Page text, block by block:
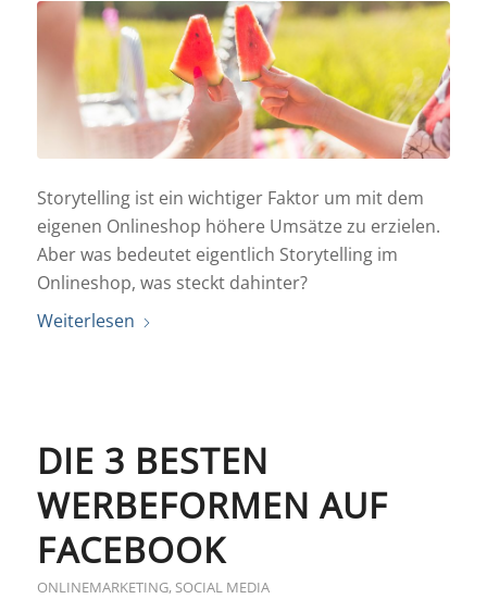
Storytelling ist ein wichtiger Faktor um mit dem
eigenen Onlineshop höhere Umsätze zu erzielen.
Aber was bedeutet eigentlich Storytelling im
Onlineshop, was steckt dahinter?
Weiterlesen
DIE 3 BESTEN
WERBEFORMEN AUF
FACEBOOK
ONLINEMARKETING, SOCIAL MEDIA